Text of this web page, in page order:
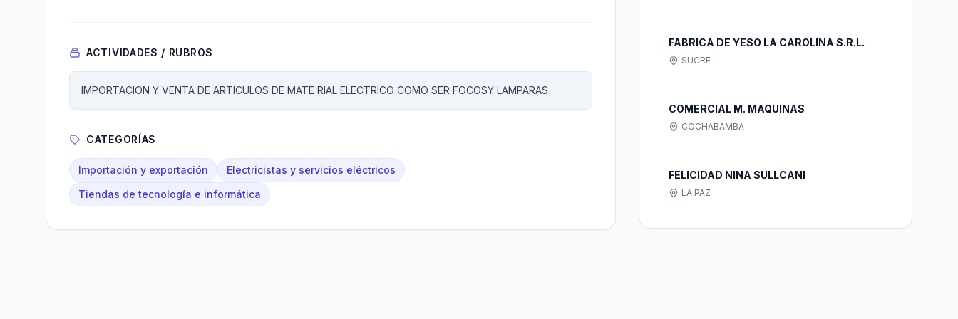
ACTIVIDADES / RUBROS
IMPORTACION Y VENTA DE ARTICULOS DE MATE RIAL ELECTRICO COMO SER FOCOSY LAMPARAS
CATEGORÍAS
Importación y exportación
Electricistas y servicios eléctricos
Tiendas de tecnología e informática
FABRICA DE YESO LA CAROLINA S.R.L.
SUCRE
COMERCIAL M. MAQUINAS
COCHABAMBA
FELICIDAD NINA SULLCANI
LA PAZ